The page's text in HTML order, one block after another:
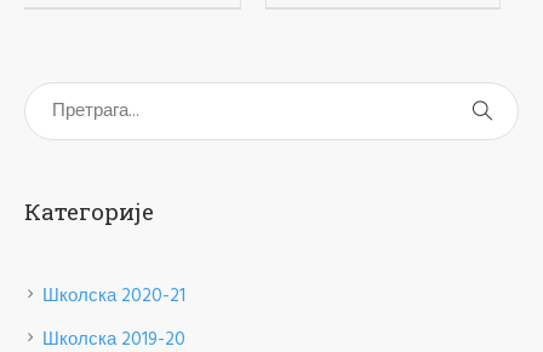
Категорије
Школска 2020-21
Школска 2019-20